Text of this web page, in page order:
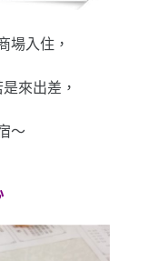
場入住，
來出差，
～